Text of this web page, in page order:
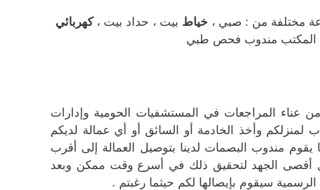
مختلفة من : صبي ، خياط بيت ، حداد بيت ،كهربائي
المكتب مندوب فحص طبي
عناء المراجعات في المستشفيات الحومية وإدارات
وأخذ الخادمة أو السائق أو أي عمالة لديكم
مندوب البصمات لدينا بتوصيل العمالة إلى أقرب
أقصى الجهد لتحقيق ذلك في أسرع وقت ممكن وبعد
الرسمية سيقوم بإيصالها لكم حيثما رغبتم .